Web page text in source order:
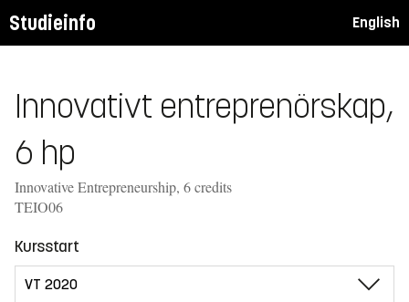
Studieinfo English
Innovativt entreprenörskap,
6 hp
Innovative Entrepreneurship, 6 credits
TEIO06
Kursstart